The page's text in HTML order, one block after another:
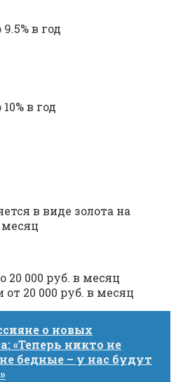
в год
в год
в виде золота на
месяц
20 000 руб. в месяц
от 20 000 руб. в месяц
о новых
«Теперь никто не
бедные – у нас будут